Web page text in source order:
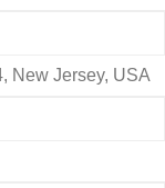
New Jersey, USA